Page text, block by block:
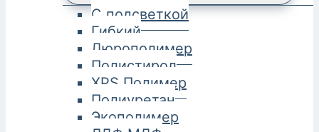
С подсветкой
Гибкий
Дюрополимер
Полистирол
XPS Полимер
Полиуретан
Экополимер